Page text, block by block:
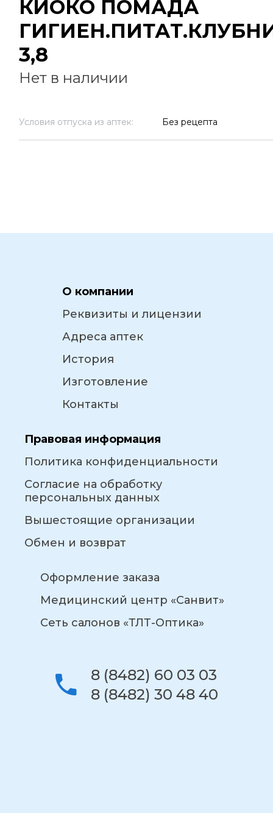
КИОКО ПОМАДА
3,8
Нет в наличии
Условия отпуска из аптек: Без рецепта
О компании
Реквизиты и лицензии
Адреса аптек
История
Изготовление
Контакты
Правовая информация
Политика конфиденциальности
Согласие на обработку
персональных данных
Вышестоящие организации
Обмен и возврат
Оформление заказа
Медицинский центр «Санвит»
Сеть салонов «ТЛТ-Оптика»
8 (8482) 60 03 03
8 (8482) 30 48 40